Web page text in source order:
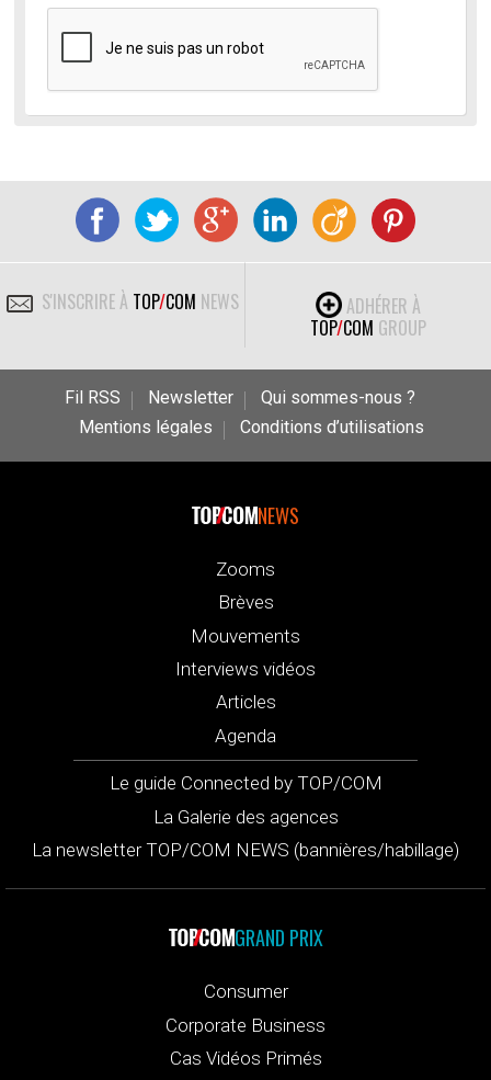
S'INSCRIRE À TOP/COM NEWS
ADHÉRER À
TOP/COM GROUP
Fil RSS Newsletter
Qui sommes-nous ?
Mentions légales
Conditions d’utilisations
NEWS
Zooms
Brèves
Mouvements
Interviews vidéos
Articles
Agenda
Le guide Connected by TOP/COM
La Galerie des agences
La newsletter TOP/COM NEWS (bannières/habillage)
GRAND PRIX
Consumer
Corporate Business
Cas Vidéos Primés